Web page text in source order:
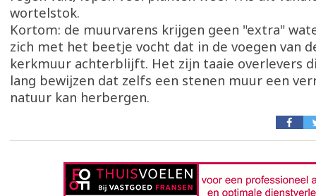
wortelstok.
Kortom: de muurvarens krijgen geen "extra"
zich met het beetje vocht dat in de voegen van
kerkmuur achterblijft. Het zijn taaie overlevers
lang bewijzen dat zelfs een stenen muur een
natuur kan herbergen.